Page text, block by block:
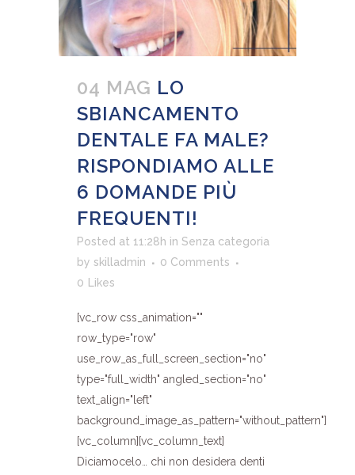
04 MAG LO
SBIANCAMENTO
DENTALE FA MALE?
RISPONDIAMO ALLE
6 DOMANDE PIÙ
FREQUENTI!
Posted at 11:28h in Senza categoria
by skilladmin
0 Comments
0 Likes
[vc_row css_animation=""
row_type="row"
use_row_as_full_screen_section="no"
type="full_width" angled_section="no"
text_align="left"
background_image_as_pattern="without_pattern"]
[vc_column][vc_column_text]
Diciamocelo… chi non desidera denti